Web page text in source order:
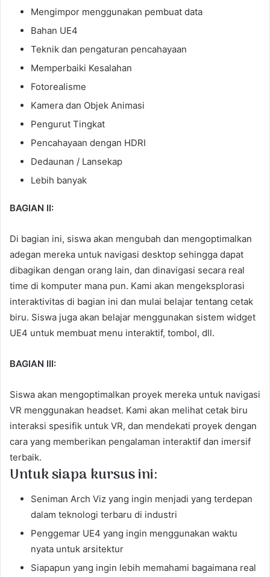
Mengimpor menggunakan pembuat data
Bahan UE4
Teknik dan pengaturan pencahayaan
Memperbaiki Kesalahan
Fotorealisme
Kamera dan Objek Animasi
Pengurut Tingkat
Pencahayaan dengan HDRI
Dedaunan / Lansekap
Lebih banyak
BAGIAN II:
Di bagian ini, siswa akan mengubah dan mengoptimalkan
adegan mereka untuk navigasi desktop sehingga dapat
dibagikan dengan orang lain, dan dinavigasi secara real
time di komputer mana pun. Kami akan mengeksplorasi
interaktivitas di bagian ini dan mulai belajar tentang cetak
biru. Siswa juga akan belajar menggunakan sistem widget
UE4 untuk membuat menu interaktif, tombol, dll.
BAGIAN III:
Siswa akan mengoptimalkan proyek mereka untuk navigasi
VR menggunakan headset. Kami akan melihat cetak biru
interaksi spesifik untuk VR, dan mendekati proyek dengan
cara yang memberikan pengalaman interaktif dan imersif
terbaik.
Untuk siapa kursus ini:
Seniman Arch Viz yang ingin menjadi yang terdepan
dalam teknologi terbaru di industri
Penggemar UE4 yang ingin menggunakan waktu
nyata untuk arsitektur
Siapapun yang ingin lebih memahami bagaimana real